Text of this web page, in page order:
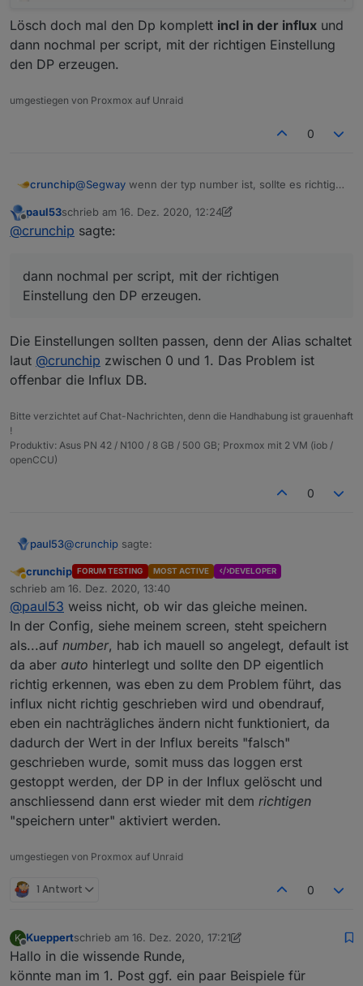
Lösch doch mal den Dp komplett incl in der influx und
dann nochmal per script, mit der richtigen Einstellung
den DP erzeugen.
umgestiegen von Proxmox auf Unraid
0
crunchip@Segway wenn der typ number ist, sollte es richtig
funktionierte, weil du es zuvor falsch eingetragen
hattest im Script.
incl in der influx
paul53schrieb am 16. Dez. 2020, 12:24
zuletzt editiert von paul53
@crunchip sagte:
dann nochmal per script, mit der richtigen
Einstellung den DP erzeugen.
Die Einstellungen sollten passen, denn der Alias schaltet
laut @crunchip zwischen 0 und 1. Das Problem ist
offenbar die Influx DB.
Bitte verzichtet auf Chat-Nachrichten, denn die Handhabung ist grauenhaft
!
Produktiv: Asus PN 42 / N100 / 8 GB / 500 GB; Proxmox mit 2 VM (iob /
openCCU)
0
paul53@crunchip sagte:
dann nochmal per script, mit der richtigen
Einstellung den DP erzeugen.
Die Einstellungen sollten passen, denn der Alias
schaltet laut@crunchip zwischen 0 und 1. Das Problem
ist offenbar die Influx DB.
Abwesend
crunchip FORUM TESTING MOST ACTIVE DEVELOPER
schrieb am 16. Dez. 2020, 13:40
zuletzt editiert von
@paul53 weiss nicht, ob wir das gleiche meinen.
In der Config, siehe meinem screen, steht speichern
als...auf number, hab ich mauell so angelegt, default ist
da aber auto hinterlegt und sollte den DP eigentlich
richtig erkennen, was eben zu dem Problem führt, das
influx nicht richtig geschrieben wird und obendrauf,
eben ein nachträgliches ändern nicht funktioniert, da
dadurch der Wert in der Influx bereits "falsch"
geschrieben wurde, somit muss das loggen erst
gestoppt werden, der DP in der Influx gelöscht und
anschliessend dann erst wieder mit dem richtigen
"speichern unter" aktiviert werden.
umgestiegen von Proxmox auf Unraid
1 Antwort 0
K
Offline
Kueppertschrieb am 16. Dez. 2020, 17:21
zuletzt editiert von Kueppert
Hallo in die wissende Runde,
könnte man im 1. Post ggf. ein paar Beispiele für